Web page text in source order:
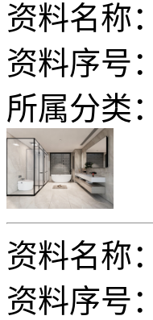
资料名称：
资料序号：
所属分类：
资料名称：
资料序号：